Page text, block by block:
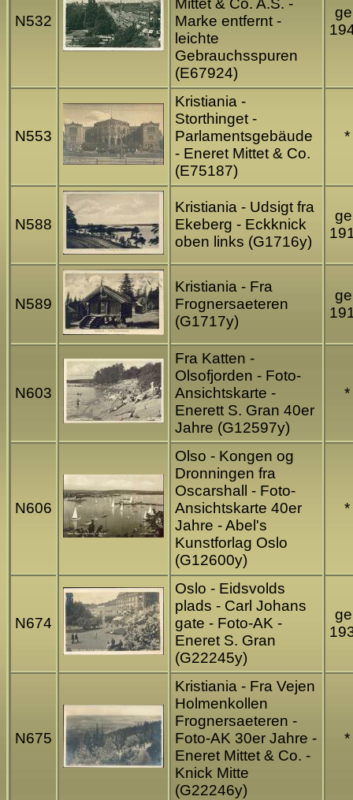
N532
Mittet & Co. A.S. -
Marke entfernt -
leichte
Gebrauchsspuren
(E67924)
N553
Kristiania -
Storthinget -
Parlamentsgebäude
- Eneret Mittet & Co.
(E75187)
*
N588
Kristiania - Udsigt fra
Ekeberg - Eckknick
oben links (G1716y)
N589
Kristiania - Fra
Frognersaeteren
(G1717y)
N603
Fra Katten -
Olsofjorden - Foto-
Ansichtskarte -
Enerett S. Gran 40er
Jahre (G12597y)
*
N606
Olso - Kongen og
Dronningen fra
Oscarshall - Foto-
Ansichtskarte 40er
Jahre - Abel's
Kunstforlag Oslo
(G12600y)
*
N674
Oslo - Eidsvolds
plads - Carl Johans
gate - Foto-AK -
Eneret S. Gran
(G22245y)
N675
Kristiania - Fra Vejen
Holmenkollen
Frognersaeteren -
Foto-AK 30er Jahre -
Eneret Mittet & Co. -
Knick Mitte
(G22246y)
*